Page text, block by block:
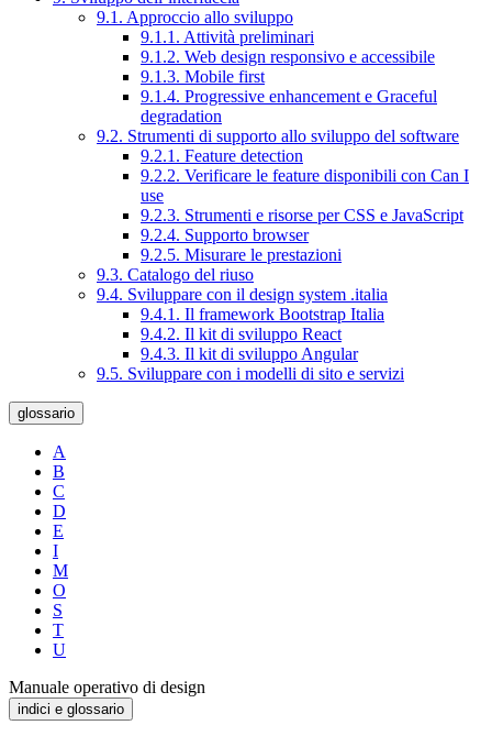
9.1. Approccio allo sviluppo
9.1.1. Attività preliminari
9.1.2. Web design responsivo e accessibile
9.1.3. Mobile first
9.1.4. Progressive enhancement e Graceful
degradation
9.2. Strumenti di supporto allo sviluppo del software
9.2.1. Feature detection
9.2.2. Verificare le feature disponibili con Can I
use
9.2.3. Strumenti e risorse per CSS e JavaScript
9.2.4. Supporto browser
9.2.5. Misurare le prestazioni
9.3. Catalogo del riuso
9.4. Sviluppare con il design system .italia
9.4.1. Il framework Bootstrap Italia
9.4.2. Il kit di sviluppo React
9.4.3. Il kit di sviluppo Angular
9.5. Sviluppare con i modelli di sito e servizi
glossario
A
B
C
D
E
I
M
O
S
T
U
Manuale operativo di design
indici e glossario